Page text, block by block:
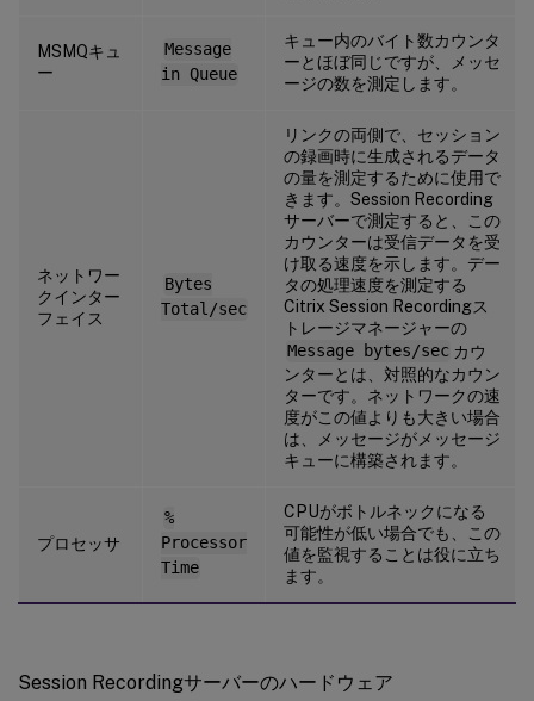
MSMQキュ
ー
Message
in Queue
キュー内のバイト数カウンタ
ーとほぼ同じですが、メッセ
ージの数を測定します。
ネットワー
クインター
フェイス
Bytes
Total/sec
リンクの両側で、セッション
の録画時に生成されるデータ
の量を測定するために使用で
きます。Session Recording
サーバーで測定すると、この
カウンターは受信データを受
け取る速度を示します。デー
タの処理速度を測定する
Citrix Session Recordingス
トレージマネージャーの
Message bytes/sec カウ
ンターとは、対照的なカウン
ターです。ネットワークの速
度がこの値よりも大きい場合
は、メッセージがメッセージ
キューに構築されます。
プロセッサ
%
Processor
Time
CPUがボトルネックになる
可能性が低い場合でも、この
値を監視することは役に立ち
ます。
Session Recordingサーバーのハードウェア